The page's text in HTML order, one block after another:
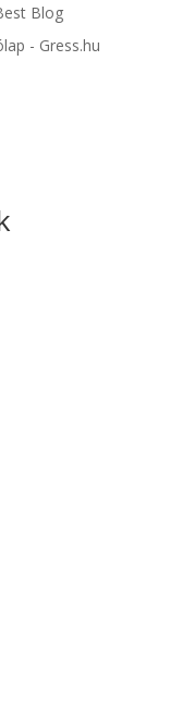
Blog
- Gress.hu